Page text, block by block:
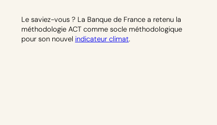
Le saviez-vous ? La Banque de France a retenu la
méthodologie ACT comme socle méthodologique
pour son nouvel indicateur climat.